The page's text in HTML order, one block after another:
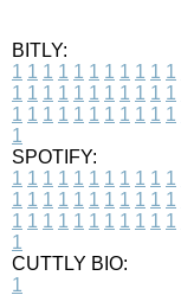
BITLY:
1 1 1 1 1 1 1 1 1 1 1
1 1 1 1 1 1 1 1 1 1 1
1 1 1 1 1 1 1 1 1 1 1
1
SPOTIFY:
1 1 1 1 1 1 1 1 1 1 1
1 1 1 1 1 1 1 1 1 1 1
1 1 1 1 1 1 1 1 1 1 1
1
CUTTLY BIO:
1